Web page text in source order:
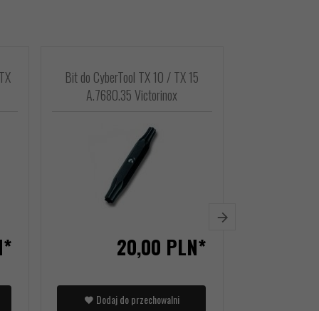
Bit do CyberTool TX 10 / TX 15
A.7680.35 Victorinox
20,00 PLN*
Dodaj do przechowalni